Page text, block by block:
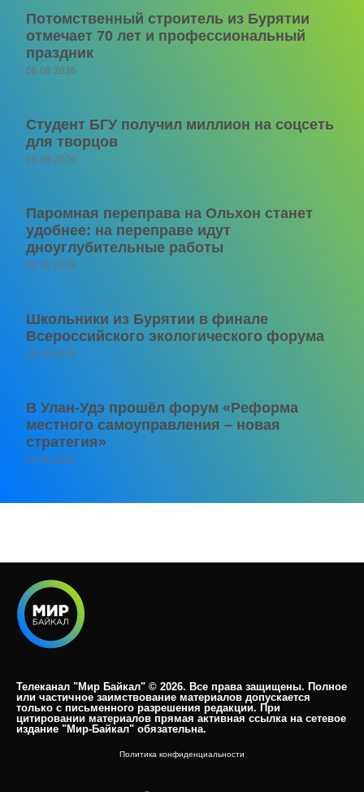
Потомственный строитель из Бурятии
отмечает 70 лет и профессиональный
праздник
06.08.2026
Студент БГУ получил миллион на соцсеть
для творцов
06.08.2026
Паромная переправа на Ольхон станет
удобнее: на переправе идут
дноуглубительные работы
06.08.2026
Школьники из Бурятии в финале
Всероссийского экологического форума
06.08.2026
В Улан-Удэ прошёл форум «Реформа
местного самоуправления – новая
стратегия»
05.08.2026
Телеканал "Мир Байкал" © 2026. Все права защищены. Полное
или частичное заимствование материалов допускается
только с письменного разрешения редакции. При
цитировании материалов прямая активная ссылка на сетевое
издание "Мир-Байкал" обязательна.​
Политика конфиденциальности